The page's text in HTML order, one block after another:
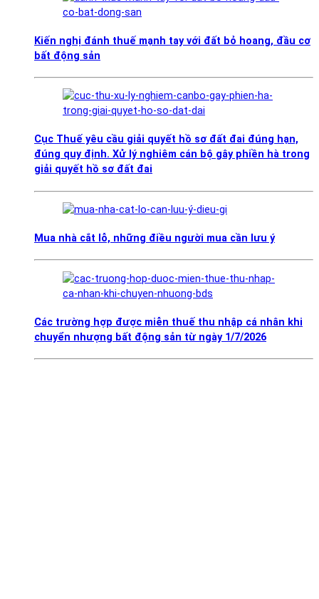
Kiến nghị đánh thuế mạnh tay với đất bỏ hoang, đầu cơ
bất động sản
Cục Thuế yêu cầu giải quyết hồ sơ đất đai đúng hạn,
đúng quy định. Xử lý nghiêm cán bộ gây phiền hà trong
giải quyết hồ sơ đất đai
Mua nhà cắt lỗ, những điều người mua cần lưu ý
Các trường hợp được miễn thuế thu nhập cá nhân khi
chuyển nhượng bất động sản từ ngày 1/7/2026